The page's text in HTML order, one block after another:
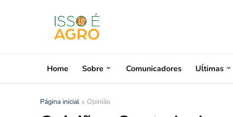
Home Sobre Comunicadores Uĺtimas
Página inicial Opinião